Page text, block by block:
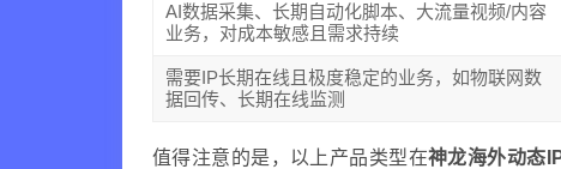
AI数据采集、长期自动化脚本、大流量视频/内容
业务，对成本敏感且需求持续
需要IP长期在线且极度稳定的业务，如物联网数
据回传、长期在线监测
值得注意的是，以上产品类型在神龙海外动态